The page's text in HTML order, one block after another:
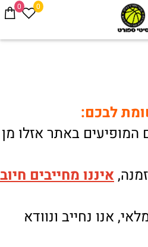
0 0
לבכם:
המופיעים באתר אזלו מן
איננו מחייבים חיוב
אנו נחייב ונוודא